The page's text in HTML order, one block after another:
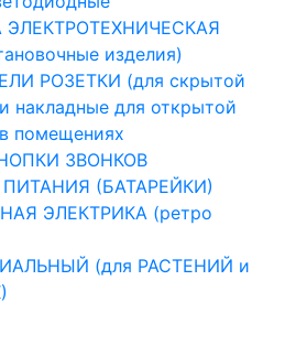
ЭЛЕКТРОТЕХНИЧЕСКАЯ
изделия)
РОЗЕТКИ (для скрытой
накладные для открытой
помещениях
ЗВОНКОВ
(БАТАРЕЙКИ)
ЭЛЕКТРИКА (ретро
(для РАСТЕНИЙ и